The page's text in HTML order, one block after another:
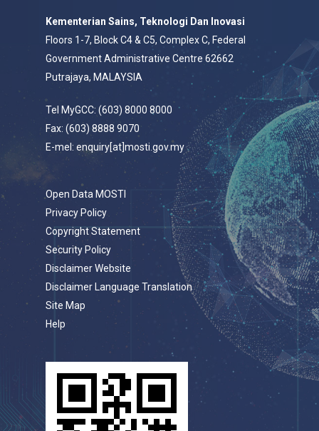
Kementerian Sains, Teknologi Dan Inovasi
Floors 1-7, Block C4 & C5, Complex C, Federal
Government Administrative Centre 62662
Putrajaya, MALAYSIA
Tel MyGCC: (603) 8000 8000
Fax: (603) 8888 9070
E-mel: enquiry[at]mosti.gov.my
Open Data MOSTI
Privacy Policy
Copyright Statement
Security Policy
Disclaimer Website
Disclaimer Language Translation
Site Map
Help